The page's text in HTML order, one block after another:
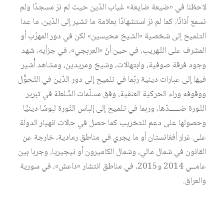
لاحظنا في «ضيعة ضايعة» غياب الدّين حيث لم نرَ مسجدًا ولم
نسمع أذانًا، كما لم نرَ استشهادًا بعلامة ما تشير إلى الدّين، ما عدا
التلميح إلى شخصية «الشيخ محيسين» لكن في دور المهرّب أو
المشرف على التّهريب، في حين أنّ «العربجي»، في جزأيه، شهد
وجود فرقة صوفية، وابتهالات، وشيخ ومريدين، ومشاهد أُشير
فيها إلى عبارات دينية ربّما في تلميح إلى دور الدّين في التّحوُّل
ووقوفه وراء الحركية العنفية، وفق مسلّمات السُّلطة في تبرير
الثّورة ضـــــدّها، وربما في تلميح إلى إلباس الثّورة لبوسًا دينيًّا
وحصولها على دعم للتخريب كما حصل في حالات انهيار الدولة
على غرار أفغانستان أو ما يجري في مناطق رمادية، خارجة عن
القانون في شمال مالي، وشمال الكاميرون أو نيجيريا، وجربا بين
عامــي 2014 و2015، في مناطق انتشار «داعش»، في سورية
والعراق.